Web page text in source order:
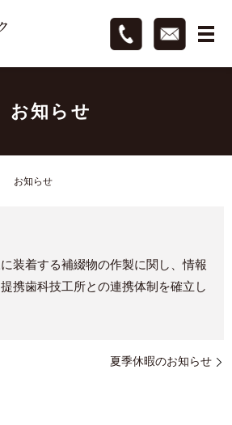
お知らせ
お知らせ
装着する補綴物の作製に関し、情報
携歯科技工所との連携体制を確立し
夏季休暇のお知らせ